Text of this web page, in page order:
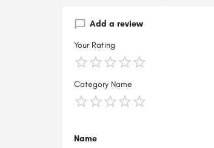
Add a review
Your Rating
Category Name
Name